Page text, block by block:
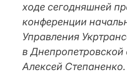
ходе сегодняшней
конференции
Управления
в Днепропетровской
Алексей Степаненко.